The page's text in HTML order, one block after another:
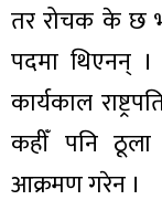
तर रोचक के छ
पदमा थिएनन्
कार्यकाल
कहीँ पनि
आक्रमण गरेन ।